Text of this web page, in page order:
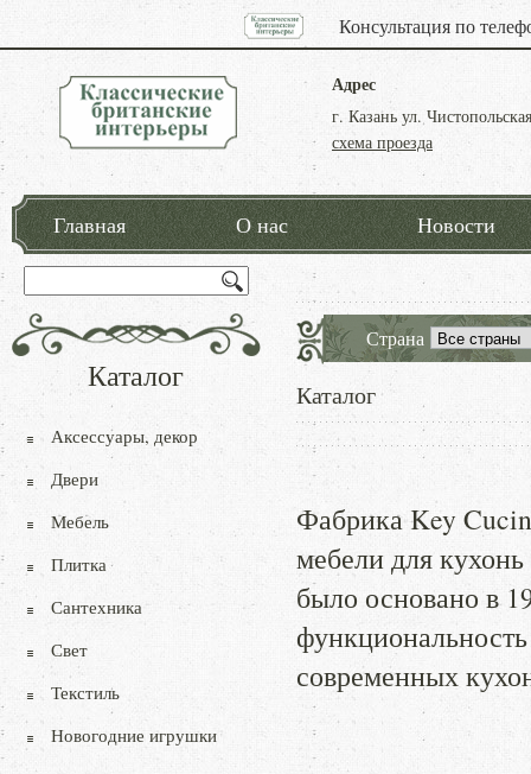
Консультация по
Адрес
г. Казань ул.
схема проезда
Главная О нас Новости
Страна
Каталог
Фабрика Key
мебели для
было основано в
современных
Каталог
Аксессуары, декор
Двери
Мебель
Плитка
Сантехника
Свет
Текстиль
Новогодние игрушки